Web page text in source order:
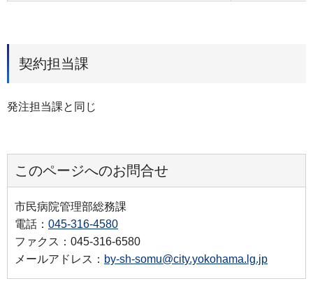
契約担当課
発注担当課と同じ
このページへのお問合せ
市民病院管理部総務課
電話： 045-316-4580
ファクス：045-316-6580
メールアドレス： by-sh-somu@city.yokohama.lg.jp